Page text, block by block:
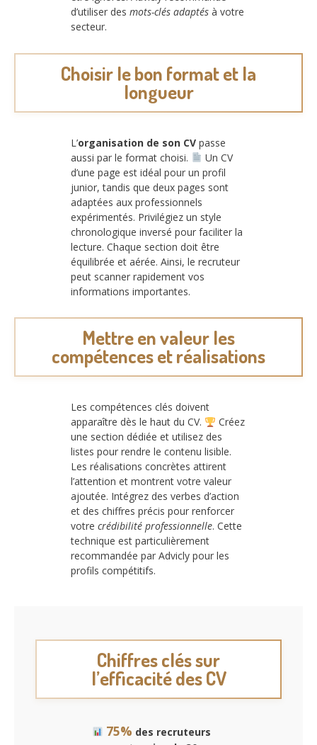
d’utiliser des mots-clés adaptés à votre
secteur.
Choisir le bon format et la
longueur
L’organisation de son CV passe
aussi par le format choisi.
Un CV
d’une page est idéal pour un profil
junior, tandis que deux pages sont
adaptées aux professionnels
expérimentés. Privilégiez un style
chronologique inversé pour faciliter la
lecture. Chaque section doit être
équilibrée et aérée. Ainsi, le recruteur
peut scanner rapidement vos
informations importantes.
Mettre en valeur les
compétences et réalisations
Les compétences clés doivent
apparaître dès le haut du CV.
Créez
une section dédiée et utilisez des
listes pour rendre le contenu lisible.
Les réalisations concrètes attirent
l’attention et montrent votre valeur
ajoutée. Intégrez des verbes d’action
et des chiffres précis pour renforcer
votre crédibilité professionnelle. Cette
technique est particulièrement
recommandée par Advicly pour les
profils compétitifs.
Chiffres clés sur
l’efficacité des CV
75% des recruteurs